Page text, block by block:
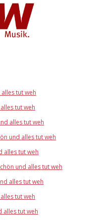
tut weh
tut weh
alles tut weh
und alles tut weh
alles tut weh
und alles tut weh
alles tut weh
tut weh
alles tut weh